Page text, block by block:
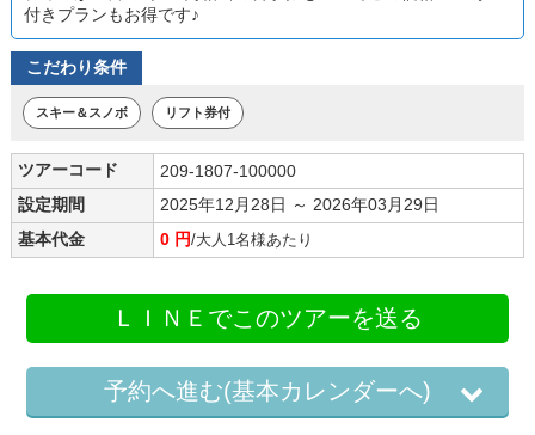
付きプランもお得です♪
こだわり条件
スキー＆スノボ リフト券付
ツアーコード
209-1807-100000
設定期間
2025年12月28日 ～ 2026年03月29日
基本代金
0 円/大人1名様あたり
ＬＩＮＥでこのツアーを送る
予約へ進む(基本カレンダーへ)